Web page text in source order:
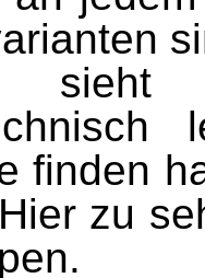
sieht
finden
zu